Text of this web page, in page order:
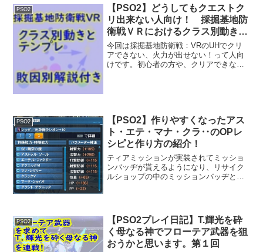
ました。この記事ではＰＰ特化ユニット
の出せるダメージとバラ...
PSO2
【PSO2】どうしてもクエストク
リ出来ない人向け！ 採掘基地防
衛戦ＶＲにおけるクラス別動きか
たテンプレ
今回は採掘基地防衛戦：VRのUHでクリ
アできない、火力が出せない！って人向
けです。初心者の方や、クリアできなく
PSO2
【PSO2】作りやすくなったアス
ト・エテ・マナ・クラ‥のOPレ
シピと作り方の紹介！
ティアミッションが実装されてミッショ
ンバッヂが貰えるようになり、リサイク
ルショップの中のミッションバッヂと交
れによりユニットのS級...
PSO2
【PSO2プレイ日記】T.輝光を砕
く母なる神でフローテア武器を狙
おうかと思います。第１回